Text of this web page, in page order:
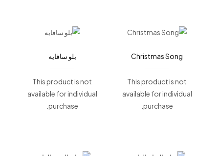
Christmas Song
This product is not
available for individual
purchase.
بلو سافايه
This product is not
available for individual
purchase.